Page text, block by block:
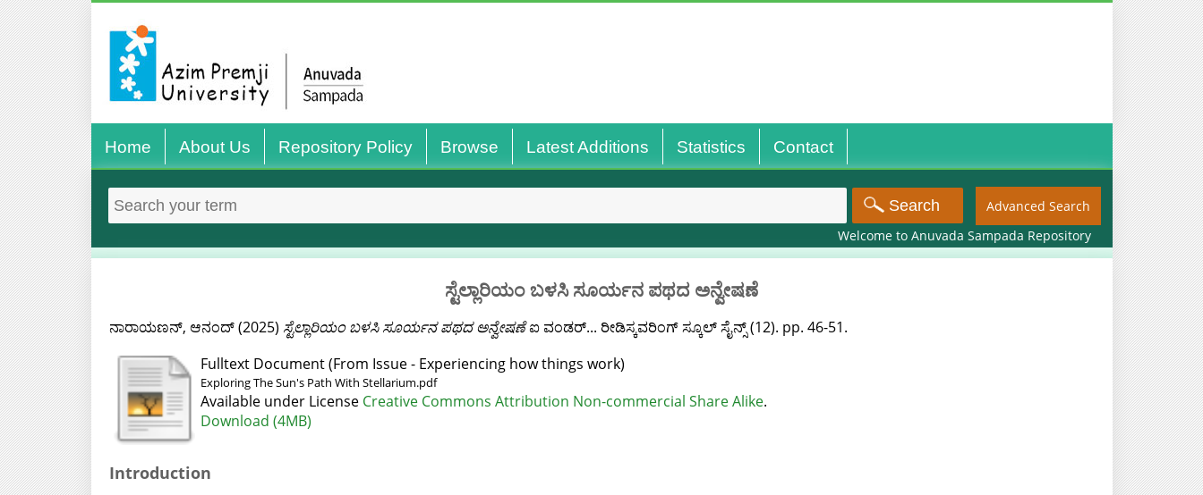
Home About Us Repository Policy Browse Latest Additions Statistics Contact
Advanced Search
Welcome to Anuvada Sampada Repository
ಸ್ಟೆಲ್ಲಾರಿಯಂ ಬಳಸಿ ಸೂರ್ಯನ ಪಥದ ಅನ್ವೇಷಣೆ
ನಾರಾಯಣನ್‌, ಆನಂದ್‌(2025) ಸ್ಟೆಲ್ಲಾರಿಯಂ ಬಳಸಿ ಸೂರ್ಯನ ಪಥದ ಅನ್ವೇಷಣೆಐ ವಂಡರ್...‌ ರೀಡಿಸ್ಕವರಿಂಗ್‌ ಸ್ಕೂಲ್‌ ಸೈನ್ಸ್‌ (12). pp. 46-51.
Fulltext Document (From Issue - Experiencing how things work)
Exploring The Sun's Path With Stellarium.pdf
Available under License Creative Commons Attribution Non-commercial Share Alike.
Download (4MB)
Introduction